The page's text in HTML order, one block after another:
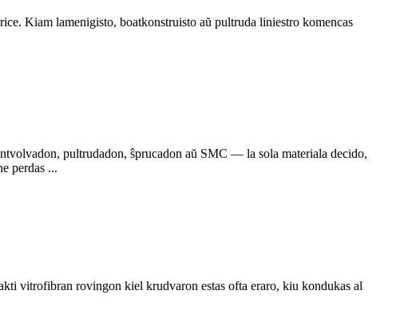
Kiam lamenigisto, boatkonstruisto aŭ pultruda liniestro komencas
pultrudadon, ŝprucadon aŭ SMC — la sola materiala decido,
perdas ...
vitrofibran rovingon kiel krudvaron estas ofta eraro, kiu kondukas al